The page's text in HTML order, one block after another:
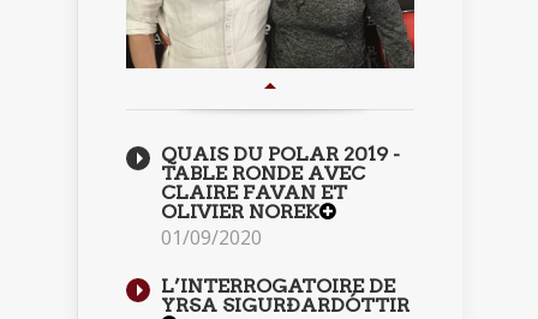
QUAIS DU POLAR 2019 -
TABLE RONDE AVEC
CLAIRE FAVAN ET
OLIVIER NOREK
01/09/2020
L’INTERROGATOIRE DE
YRSA SIGURÐARDÓTTIR